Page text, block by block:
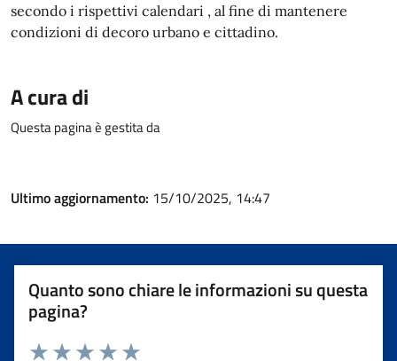
secondo i rispettivi calendari , al fine di mantenere
condizioni di decoro urbano e cittadino.
A cura di
Questa pagina è gestita da
Ultimo aggiornamento: 15/10/2025, 14:47
Quanto sono chiare le informazioni su questa
pagina?